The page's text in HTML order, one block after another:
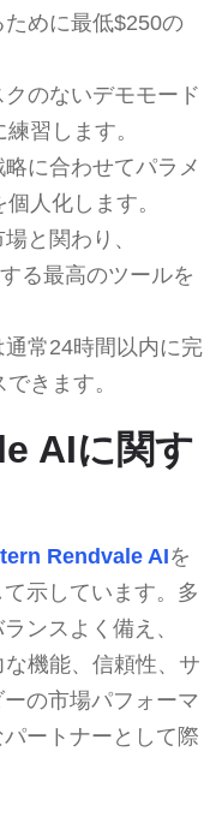
めに最低$250の
のないデモモード
習します。
略に合わせてパラメ
人化します。
と関わり、
る最高のツールを
常24時間以内に完
きます。
AIに関す
Rendvale AIを
示しています。多
ンスよく備え、
機能、信頼性、サ
の市場パフォーマ
ートナーとして際